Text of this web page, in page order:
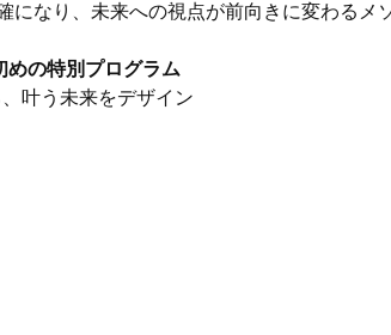
になり、未来への視点が前向きに変わるメ
めの特別プログラム
叶う未来をデザイン